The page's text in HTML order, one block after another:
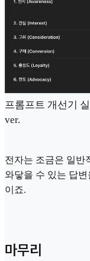
프롬프트 개선기
ver.
전자는 조금은 일반
와닿을 수 있는 답
이죠.
마무리